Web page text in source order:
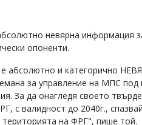
невярна информация
опоненти.
абсолютно и категорично
за управление на МПС под
За да онагледя своето
валидност до 2040г.,
на ФРГ", пише той.